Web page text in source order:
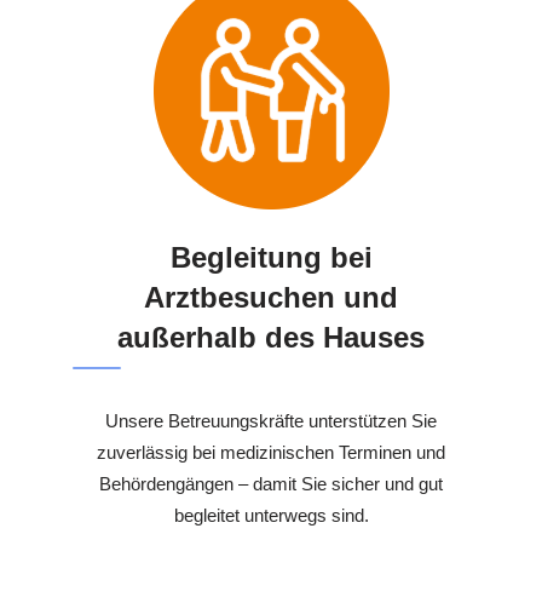
Begleitung bei
Arztbesuchen und
außerhalb des Hauses
Unsere Betreuungskräfte unterstützen Sie
zuverlässig bei medizinischen Terminen und
Behördengängen – damit Sie sicher und gut
begleitet unterwegs sind.